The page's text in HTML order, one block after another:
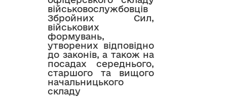
військовослужбовців
Збройних Сил,
військових
формувань,
утворених відповідно
до законів, а також на
посадах середнього,
старшого та вищого
начальницького
складу